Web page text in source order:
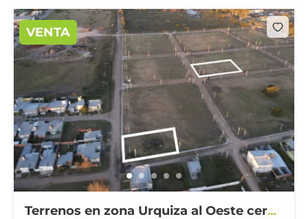
VENTA
Terrenos en zona Urquiza al Oeste cerca